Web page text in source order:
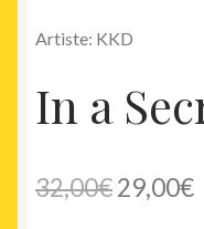
Artiste: KKD
In a
32,00€Le
29,00€Le